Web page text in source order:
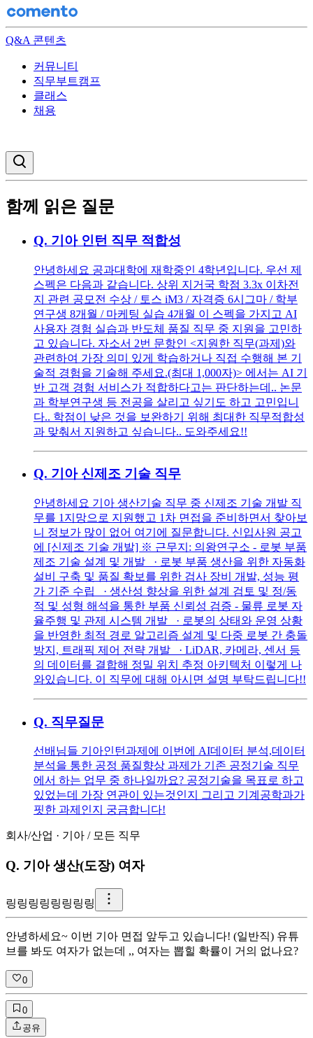
Q&A 콘텐츠
커뮤니티
직무부트캠프
클래스
채용
함께 읽은 질문
Q. 기아 인턴 직무 적합성
안녕하세요 공과대학에 재학중인 4학년입니다. 우선 제
스펙은 다음과 같습니다. 상위 지거국 학점 3.3x 이차전
지 관련 공모전 수상 / 토스 iM3 / 자격증 6시그마 / 학부
연구생 8개월 / 마케팅 실습 4개월 이 스펙을 가지고 AI
사용자 경험 실습과 반도체 품질 직무 중 지원을 고민하
고 있습니다. 자소서 2번 문항인 <지원한 직무(과제)와
관련하여 가장 의미 있게 학습하거나 직접 수행해 본 기
술적 경험을 기술해 주세요.(최대 1,000자)> 에서는 AI 기
반 고객 경험 서비스가 적합하다고는 판단하는데.. 논문
과 학부연구생 등 전공을 살리고 싶기도 하고 고민입니
다.. 학점이 낮은 것을 보완하기 위해 최대한 직무적합성
과 맞춰서 지원하고 싶습니다.. 도와주세요!!
Q. 기아 신제조 기술 직무
안녕하세요 기아 생산기술 직무 중 신제조 기술 개발 직
무를 1지망으로 지원했고 1차 면접을 준비하면서 찾아보
니 정보가 많이 없어 여기에 질문합니다. 신입사원 공고
에 [신제조 기술 개발] ※ 근무지: 의왕연구소 - 로봇 부품
제조 기술 설계 및 개발 · 로봇 부품 생산을 위한 자동화
설비 구축 및 품질 확보를 위한 검사 장비 개발, 성능 평
가 기준 수립 · 생산성 향상을 위한 설계 검토 및 정/동
적 및 성형 해석을 통한 부품 신뢰성 검증 - 물류 로봇 자
율주행 및 관제 시스템 개발 · 로봇의 상태와 운영 상황
을 반영한 최적 경로 알고리즘 설계 및 다중 로봇 간 충돌
방지, 트래픽 제어 전략 개발 · LiDAR, 카메라, 센서 등
의 데이터를 결합해 정밀 위치 추정 아키텍처 이렇게 나
와있습니다. 이 직무에 대해 아시면 설명 부탁드립니다!!
Q. 직무질문
선배님들 기아인턴과제에 이번에 AI데이터 분석,데이터
분석을 통한 공정 품질향상 과제가 기존 공정기술 직무
에서 하는 업무 중 하나일까요? 공정기술을 목표로 하고
있었는데 가장 연관이 있는것인지 그리고 기계공학과가
핏한 과제인지 궁금합니다!
회사/산업 · 기아 / 모든 직무
Q. 기아 생산(도장) 여자
링링링링링링링링
안녕하세요~ 이번 기아 면접 앞두고 있습니다! (일반직) 유튜
브를 봐도 여자가 없는데 ,, 여자는 뽑힐 확률이 거의 없나요?
0
0
공유